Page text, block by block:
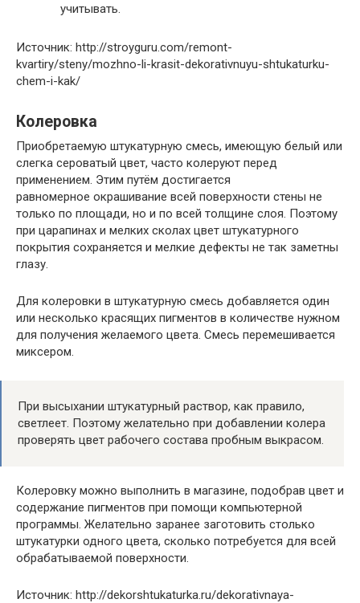
учитывать.
Источник: http://stroyguru.com/remont-
kvartiry/steny/mozhno-li-krasit-dekorativnuyu-shtukaturku-
chem-i-kak/
Колеровка
Приобретаемую штукатурную смесь, имеющую белый или
слегка сероватый цвет, часто колеруют перед
применением. Этим путём достигается
равномерное окрашивание всей поверхности стены не
только по площади, но и по всей толщине слоя. Поэтому
при царапинах и мелких сколах цвет штукатурного
покрытия сохраняется и мелкие дефекты не так заметны
глазу.
Для колеровки в штукатурную смесь добавляется один
или несколько красящих пигментов в количестве нужном
для получения желаемого цвета. Смесь перемешивается
миксером.
При высыхании штукатурный раствор, как правило,
светлеет. Поэтому желательно при добавлении колера
проверять цвет рабочего состава пробным выкрасом.
Колеровку можно выполнить в магазине, подобрав цвет и
содержание пигментов при помощи компьютерной
программы. Желательно заранее заготовить столько
штукатурки одного цвета, сколько потребуется для всей
обрабатываемой поверхности.
Источник: http://dekorshtukaturka.ru/dekorativnaya-